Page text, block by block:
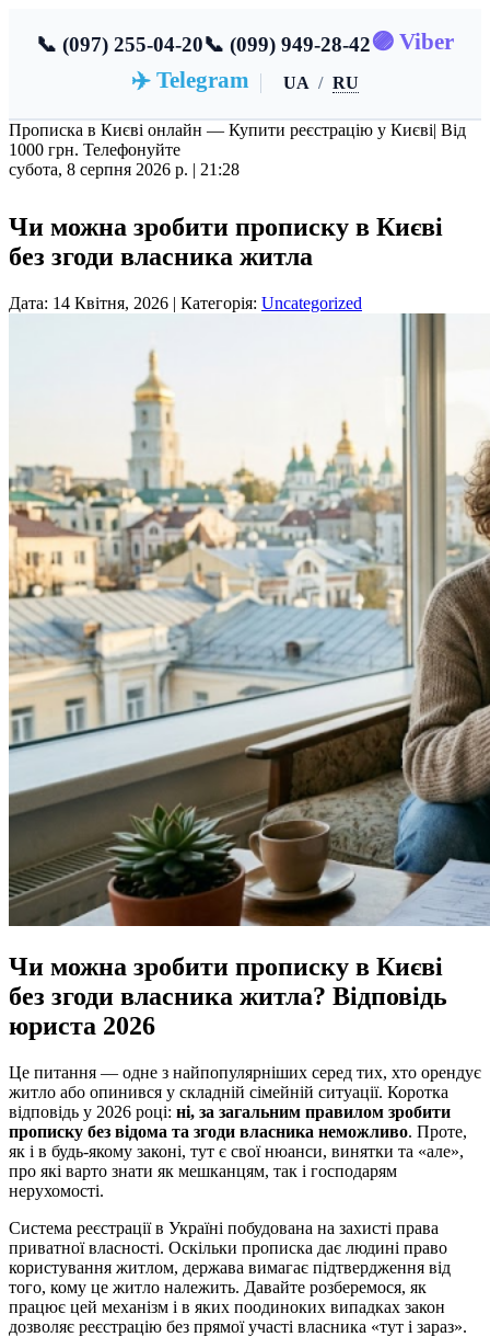
📞 (097) 255-04-20📞 (099) 949-28-42🟣 Viber
✈️ Telegram
UA / RU
Прописка в Києві онлайн — Купити реєстрацію у Києві| Від
1000 грн. Телефонуйте
субота, 8 серпня 2026 р. | 21:28
Чи можна зробити прописку в Києві
без згоди власника житла
Дата: 14 Квітня, 2026 | Категорія: Uncategorized
Чи можна зробити прописку в Києві
без згоди власника житла? Відповідь
юриста 2026
Це питання — одне з найпопулярніших серед тих, хто орендує
житло або опинився у складній сімейній ситуації. Коротка
відповідь у 2026 році: ні, за загальним правилом зробити
прописку без відома та згоди власника неможливо. Проте,
як і в будь-якому законі, тут є свої нюанси, винятки та «але»,
про які варто знати як мешканцям, так і господарям
нерухомості.
Система реєстрації в Україні побудована на захисті права
приватної власності. Оскільки прописка дає людині право
користування житлом, держава вимагає підтвердження від
того, кому це житло належить. Давайте розберемося, як
працює цей механізм і в яких поодиноких випадках закон
дозволяє реєстрацію без прямої участі власника «тут і зараз».